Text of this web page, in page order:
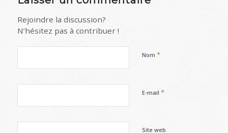
Rejoindre la discussion?
N’hésitez pas à contribuer !
Nom *
E-mail *
Site web